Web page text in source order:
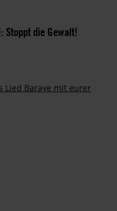
Stoppt die Gewalt!
Lied Baraye mit eurer